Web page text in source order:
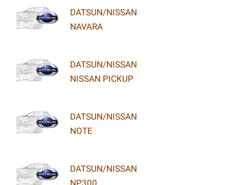
DATSUN/NISSAN
NAVARA
DATSUN/NISSAN
NISSAN PICKUP
DATSUN/NISSAN
NOTE
DATSUN/NISSAN
NP300